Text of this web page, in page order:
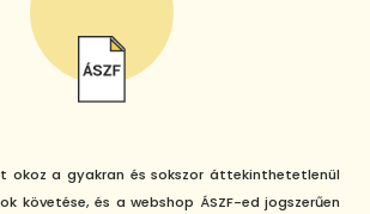
okoz a gyakran és sokszor áttekinthetetlenül
követése, és a webshop ÁSZF-ed jogszerűen